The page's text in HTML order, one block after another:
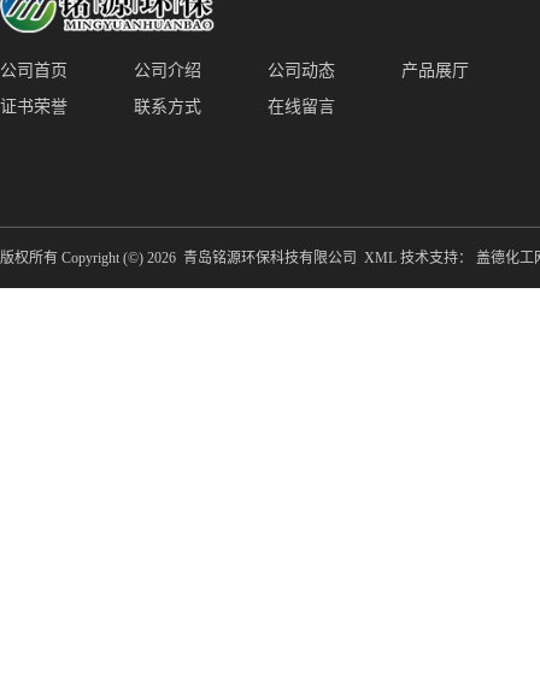
公司首页 公司介绍 公司动态
产品展厅
证书荣誉
联系方式 在线留言
版权所有 Copyright (©) 2026 青岛铭源环保科技有限公司 XML 技术支持： 盖德化工